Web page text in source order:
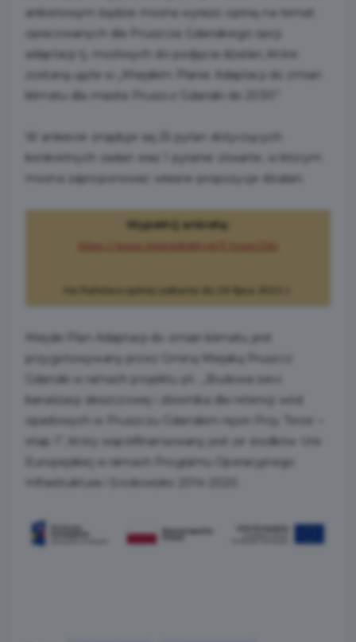
ankietowym będzie można wyrazić opinię na temat
opracowanych dla Pruszcza Gdańskiego opcji
adaptacji tj. możliwych do podjęcia działań, które
zostaną ujęte w „Miejskim Planie Adaptacji do zmian
klimatu dla miasta Pruszcz Gdański do 2030”.
W ankiecie znajduje się 25 pytań dotyczących
konkretnych zadań oraz 1 pytanie otwarte, w którym
można zaproponować własne propozycje działań.
Wypełnij ankietę:
Miejski Plan Adaptacji do zmian klimatu jest
przygotowywany przez Gminę Miejską Pruszcz
Gdański w ramach projektu pt.: „Budowa sieci
kanalizacji deszczowej i zbiornika dla retencji wód
opadowych w Pruszczu Gdańskim rejon Przy Torze –
etap I”, który współfinansowany jest ze środków Unii
Europejskiej w ramach Programu Operacyjnego
Infrastruktura i Środowisko 2014-2020.